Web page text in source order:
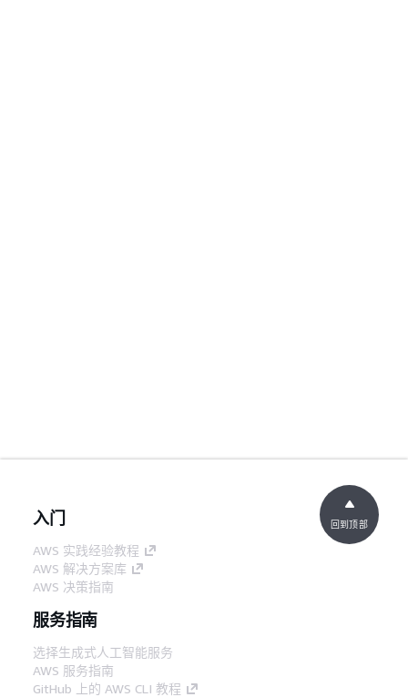
入门
AWS 实践经验教程
AWS 解决方案库
AWS 决策指南
服务指南
选择生成式人工智能服务
AWS 服务指南
GitHub 上的 AWS CLI 教程
回到顶部